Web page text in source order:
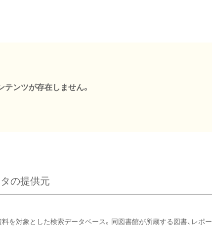
ンツが存在しません。
の提供元
を対象とした検索データベース。同図書館が所蔵する図書、レポー